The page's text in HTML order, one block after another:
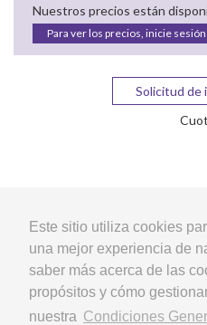
Este sitio utiliza cookies
una mejor experiencia de
saber más acerca de las
propósitos y cómo
nuestra Condiciones
Nuestros precios están
Para ver los precios, inicie
Solicitud de
Copyright © 2026 LG Arts